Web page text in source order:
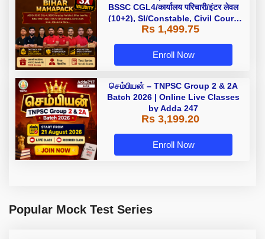
BSSC CGL4/कार्यालय परिचारी/इंटर लेवल
(10+2), SI/Constable, Civil Court,
B.Ed. D.El.Ed. & More
Rs 1,499.75
Enroll Now
செம்பியன் – TNPSC Group 2 & 2A
Batch 2026 | Online Live Classes
by Adda 247
Rs 3,199.20
Enroll Now
Popular Mock Test Series